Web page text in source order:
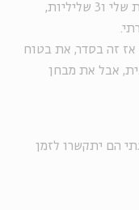
"את רוצה שאני אתן לך 3 תכונות חיוביות שלי ו3 שליליות,
אז זה בסדר, את בטוח
אבל את מבחן
הם יתקשרו לזמן